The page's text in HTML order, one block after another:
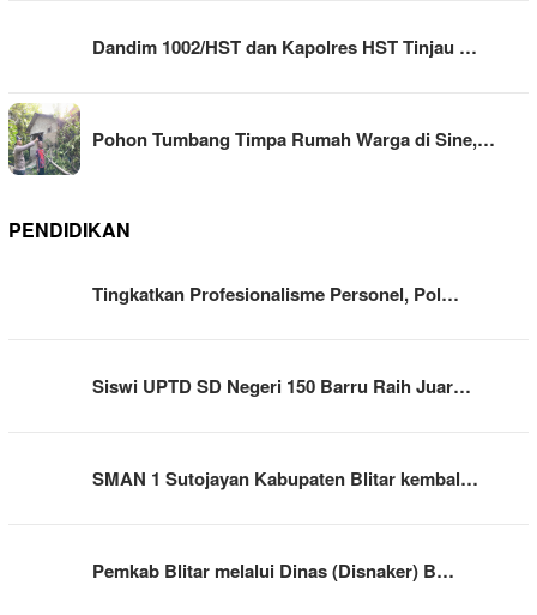
Dandim 1002/HST dan Kapolres HST Tinjau …
Pohon Tumbang Timpa Rumah Warga di Sine,…
PENDIDIKAN
Tingkatkan Profesionalisme Personel, Pol…
Siswi UPTD SD Negeri 150 Barru Raih Juar…
SMAN 1 Sutojayan Kabupaten Blitar kembal…
Pemkab Blitar melalui Dinas (Disnaker) B…